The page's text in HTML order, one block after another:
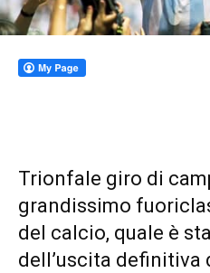
Trionfale giro di
grandissimo
del calcio, quale è
dell’uscita definitiva